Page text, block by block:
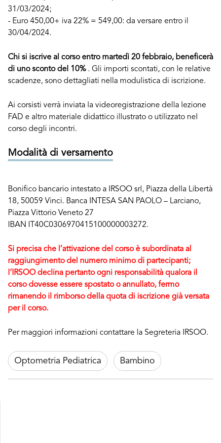
31/03/2024;
- Euro 450,00+ iva 22% = 549,00: da versare entro il
30/04/2024.
Chi si iscrive al corso entro martedì 20 febbraio, beneficerà
di uno sconto del 10% . Gli importi scontati, con le relative
scadenze, sono dettagliati nella modulistica di iscrizione.
Ai corsisti verrà inviata la videoregistrazione della lezione
FAD e altro materiale didattico illustrato o utilizzato nel
corso degli incontri.
Modalità di versamento
Bonifico bancario intestato a IRSOO srl, Piazza della Libertà
18, 50059 Vinci. Banca INTESA SAN PAOLO – Larciano,
Piazza Vittorio Veneto 27
IBAN IT40C0306970415100000003272.
Si precisa che l’attivazione del corso è subordinata al
raggiungimento del numero minimo di partecipanti;
l’IRSOO declina pertanto ogni responsabilità qualora il
corso dovesse essere spostato o annullato, fermo
rimanendo il rimborso della quota di iscrizione già versata
per il corso.
Per maggiori informazioni contattare la Segreteria IRSOO.
Optometria Pediatrica Bambino